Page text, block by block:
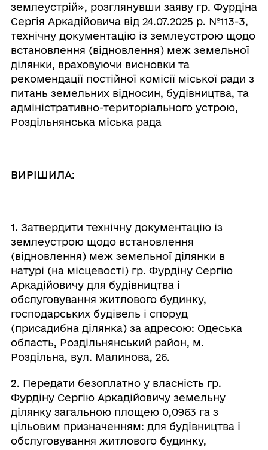
землеустрій», розглянувши заяву гр. Фурдіна
Сергія Аркадійовича від 24.07.2025 р. №113-3,
технічну документацію із землеустрою щодо
встановлення (відновлення) меж земельної
ділянки, враховуючи висновки та
рекомендації постійної комісії міської ради з
питань земельних відносин, будівництва, та
адміністративно-територіального устрою,
Роздільнянська міська рада
ВИРІШИЛА:
1. Затвердити технічну документацію із
землеустрою щодо встановлення
(відновлення) меж земельної ділянки в
натурі (на місцевості) гр. Фурдіну Сергію
Аркадійовичу для будівництва і
обслуговування житлового будинку,
господарських будівель і споруд
(присадибна ділянка) за адресою: Одеська
область, Роздільнянський район, м.
Роздільна, вул. Малинова, 26.
2. Передати безоплатно у власність гр.
Фурдіну Сергію Аркадійовичу земельну
ділянку загальною площею 0,0963 га з
цільовим призначенням: для будівництва і
обслуговування житлового будинку,